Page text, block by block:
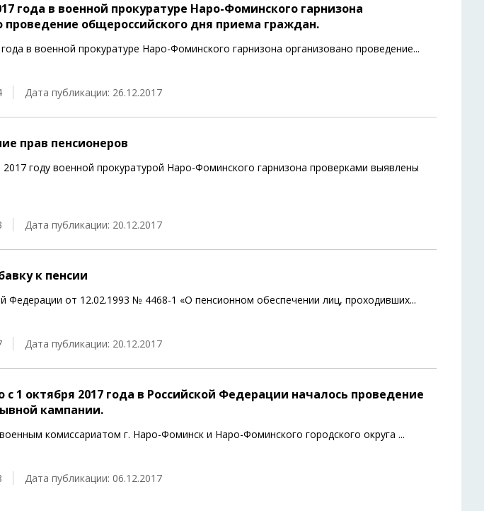
года в военной прокуратуре Наро-Фоминского гарнизона
проведение общероссийского дня приема граждан.
в военной прокуратуре Наро-Фоминского гарнизона организовано проведение...
Дата публикации: 26.12.2017
прав пенсионеров
году военной прокуратурой Наро-Фоминского гарнизона проверками выявлены
Дата публикации: 20.12.2017
к пенсии
Федерации от 12.02.1993 № 4468-1 «О пенсионном обеспечении лиц, проходивших...
Дата публикации: 20.12.2017
1 октября 2017 года в Российской Федерации началось проведение
кампании.
комиссариатом г. Наро-Фоминск и Наро-Фоминского городского округа ...
Дата публикации: 06.12.2017